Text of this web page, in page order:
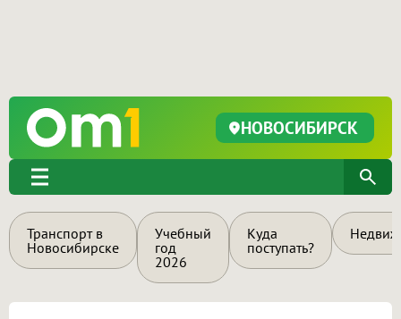
НОВОСИБИРСК
Транспорт в
Новосибирске
Учебный
год
2026
Куда
поступать?